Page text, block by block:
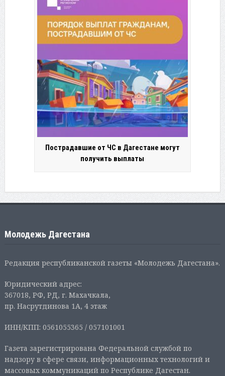
Пострадавшие от ЧС в Дагестане могут
получить выплаты
Молодежь Дагестана
Редакция республиканской газеты «Молодежь Дагестана».
Юридический адрес:
367018, РФ, РД, г. Махачкала,
пр. Насрутдинова 1А, 4 этаж
ИНН/КПП: 0561055365 / 057101001
Газета зарегистрирована Федеральной службой по
надзору в сфере связи, информационных технологий и
массовых коммуникаций по Республике Дагестан.